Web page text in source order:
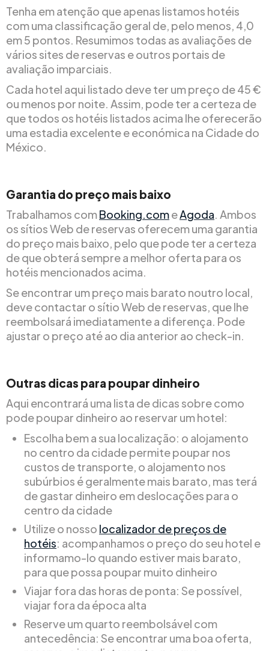
Tenha em atenção que apenas listamos hotéis
com uma classificação geral de, pelo menos, 4,0
em 5 pontos. Resumimos todas as avaliações de
vários sites de reservas e outros portais de
avaliação imparciais.
Cada hotel aqui listado deve ter um preço de 45 €
ou menos por noite. Assim, pode ter a certeza de
que todos os hotéis listados acima lhe oferecerão
uma estadia excelente e económica na Cidade do
México.
Garantia do preço mais baixo
Trabalhamos comBooking.comeAgoda. Ambos
os sítios Web de reservas oferecem uma garantia
do preço mais baixo, pelo que pode ter a certeza
de que obterá sempre a melhor oferta para os
hotéis mencionados acima.
Se encontrar um preço mais barato noutro local,
deve contactar o sítio Web de reservas, que lhe
reembolsará imediatamente a diferença. Pode
ajustar o preço até ao dia anterior ao check-in.
Outras dicas para poupar dinheiro
Aqui encontrará uma lista de dicas sobre como
pode poupar dinheiro ao reservar um hotel:
Escolha bem a sua localização: o alojamento
no centro da cidade permite poupar nos
custos de transporte, o alojamento nos
subúrbios é geralmente mais barato, mas terá
de gastar dinheiro em deslocações para o
centro da cidade
Utilize o nosso localizador de preços de
hotéis: acompanhamos o preço do seu hotel e
informamo-lo quando estiver mais barato,
para que possa poupar muito dinheiro
Viajar fora das horas de ponta: Se possível,
viajar fora da época alta
Reserve um quarto reembolsável com
antecedência: Se encontrar uma boa oferta,